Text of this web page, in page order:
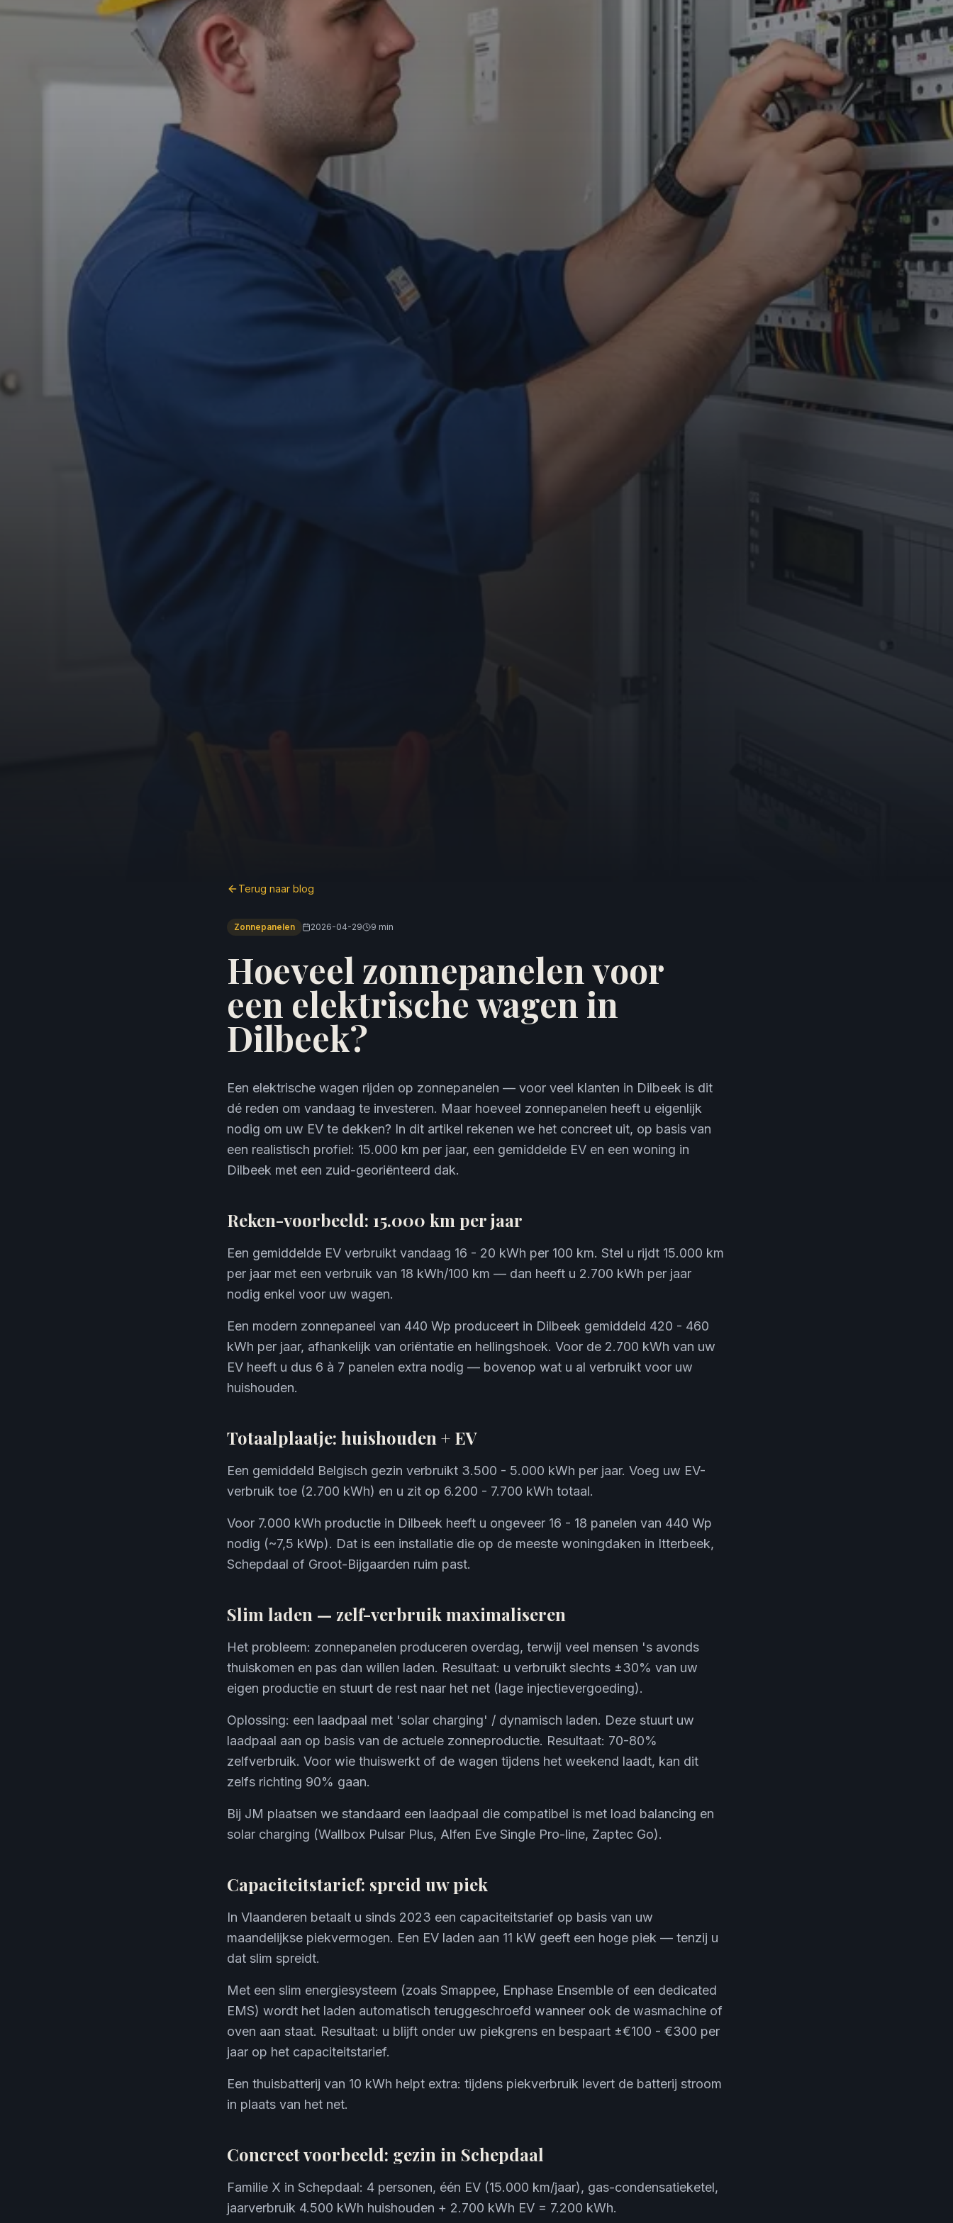
Terug naar blog
Zonnepanelen 2026-04-29 9 min
Hoeveel zonnepanelen voor
een elektrische wagen in
Dilbeek?
Een elektrische wagen rijden op zonnepanelen — voor veel klanten in Dilbeek is dit
dé reden om vandaag te investeren. Maar hoeveel zonnepanelen heeft u eigenlijk
nodig om uw EV te dekken? In dit artikel rekenen we het concreet uit, op basis van
een realistisch profiel: 15.000 km per jaar, een gemiddelde EV en een woning in
Dilbeek met een zuid-georiënteerd dak.
Reken-voorbeeld: 15.000 km per jaar
Een gemiddelde EV verbruikt vandaag 16 - 20 kWh per 100 km. Stel u rijdt 15.000 km
per jaar met een verbruik van 18 kWh/100 km — dan heeft u 2.700 kWh per jaar
nodig enkel voor uw wagen.
Een modern zonnepaneel van 440 Wp produceert in Dilbeek gemiddeld 420 - 460
kWh per jaar, afhankelijk van oriëntatie en hellingshoek. Voor de 2.700 kWh van uw
EV heeft u dus 6 à 7 panelen extra nodig — bovenop wat u al verbruikt voor uw
huishouden.
Totaalplaatje: huishouden + EV
Een gemiddeld Belgisch gezin verbruikt 3.500 - 5.000 kWh per jaar. Voeg uw EV-
verbruik toe (2.700 kWh) en u zit op 6.200 - 7.700 kWh totaal.
Voor 7.000 kWh productie in Dilbeek heeft u ongeveer 16 - 18 panelen van 440 Wp
nodig (~7,5 kWp). Dat is een installatie die op de meeste woningdaken in Itterbeek,
Schepdaal of Groot-Bijgaarden ruim past.
Slim laden — zelf-verbruik maximaliseren
Het probleem: zonnepanelen produceren overdag, terwijl veel mensen 's avonds
thuiskomen en pas dan willen laden. Resultaat: u verbruikt slechts ±30% van uw
eigen productie en stuurt de rest naar het net (lage injectievergoeding).
Oplossing: een laadpaal met 'solar charging' / dynamisch laden. Deze stuurt uw
laadpaal aan op basis van de actuele zonneproductie. Resultaat: 70-80%
zelfverbruik. Voor wie thuiswerkt of de wagen tijdens het weekend laadt, kan dit
zelfs richting 90% gaan.
Bij JM plaatsen we standaard een laadpaal die compatibel is met load balancing en
solar charging (Wallbox Pulsar Plus, Alfen Eve Single Pro-line, Zaptec Go).
Capaciteitstarief: spreid uw piek
In Vlaanderen betaalt u sinds 2023 een capaciteitstarief op basis van uw
maandelijkse piekvermogen. Een EV laden aan 11 kW geeft een hoge piek — tenzij u
dat slim spreidt.
Met een slim energiesysteem (zoals Smappee, Enphase Ensemble of een dedicated
EMS) wordt het laden automatisch teruggeschroefd wanneer ook de wasmachine of
oven aan staat. Resultaat: u blijft onder uw piekgrens en bespaart ±€100 - €300 per
jaar op het capaciteitstarief.
Een thuisbatterij van 10 kWh helpt extra: tijdens piekverbruik levert de batterij stroom
in plaats van het net.
Concreet voorbeeld: gezin in Schepdaal
Familie X in Schepdaal: 4 personen, één EV (15.000 km/jaar), gas-condensatieketel,
jaarverbruik 4.500 kWh huishouden + 2.700 kWh EV = 7.200 kWh.